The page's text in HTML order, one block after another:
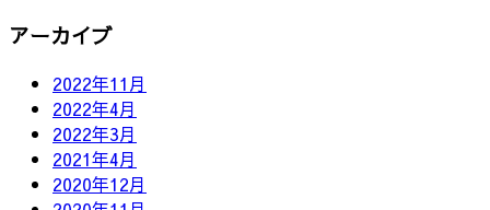
アーカイブ
2022年11月
2022年4月
2022年3月
2021年4月
2020年12月